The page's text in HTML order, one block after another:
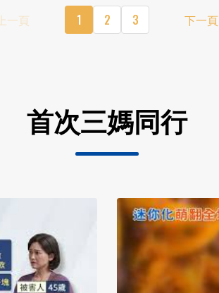
上一頁 1 2 3 下一頁
首次三媽同行